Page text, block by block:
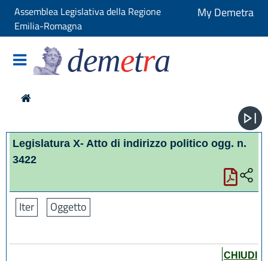
Assemblea Legislativa della Regione
Emilia-Romagna
My Demetra
demetra
Legislatura X- Atto di indirizzo politico ogg. n.
3422
Iter Oggetto
CHIUDI